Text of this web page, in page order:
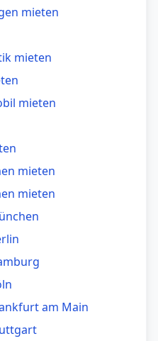
mieten
mieten
mieten
mieten
mieten
am Main